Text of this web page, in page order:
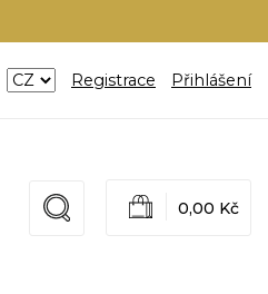
Registrace Přihlášení
0,00 Kč